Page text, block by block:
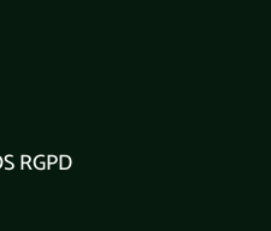
RGPD